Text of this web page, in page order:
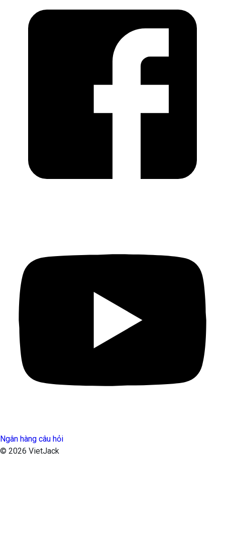
Ngân hàng câu hỏi
© 2026 VietJack